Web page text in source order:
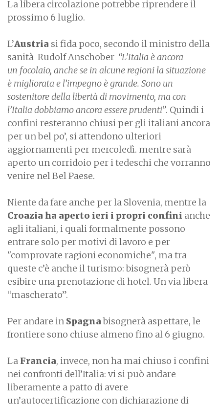
La libera circolazione potrebbe riprendere il
prossimo 6 luglio.
L’Austria si fida poco, secondo il ministro della
sanità Rudolf Anschober “L’Italia è ancora
un focolaio, anche se in alcune regioni la situazione
è migliorata e l’impegno è grande. Sono un
sostenitore della libertà di movimento, ma con
l’Italia dobbiamo ancora essere prudenti”. Quindi i
confini resteranno chiusi per gli italiani ancora
per un bel po’, si attendono ulteriori
aggiornamenti per mercoledì. mentre sarà
aperto un corridoio per i tedeschi che vorranno
venire nel Bel Paese.
Niente da fare anche per la Slovenia, mentre la
Croazia ha aperto ieri i propri confini anche
agli italiani, i quali formalmente possono
entrare solo per motivi di lavoro e per
"comprovate ragioni economiche", ma tra
queste c’è anche il turismo: bisognerà però
esibire una prenotazione di hotel. Un via libera
“mascherato”.
Per andare in Spagnabisognerà aspettare, le
frontiere sono chiuse almeno fino al 6 giugno.
La Francia, invece, non ha mai chiuso i confini
nei confronti dell’Italia: vi si può andare
liberamente a patto di avere
un’autocertificazione con dichiarazione di